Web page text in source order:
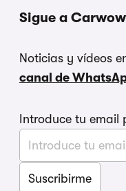
Sigue a
Noticias y vídeos
canal de
Introduce tu email